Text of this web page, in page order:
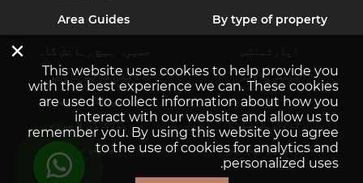
By type of property
اپارٹمنٹس
پینٹ ہاوسز
ولاز
ٹاون ہاوسز
کمرشل پراپرٹیز
Area Guides
جمیرہ بیچ رہائش گاہ
دبئی کریک ہاربر
دبئی ہلز اسٹیٹ
پورٹ ڈی لا مر
بزنس بے
×
This website uses cookies to help provide you
with the best experience we can. These cookies
are used to collect information about how you
interact with our website and allow us to
remember you. By using this website you agree
to the use of cookies for analytics and
personalized uses.